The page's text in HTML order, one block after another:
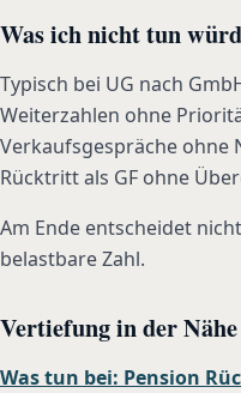
Was ich nicht tun
Typisch bei UG nach
Weiterzahlen ohne
Verkaufsgespräche ohne
Rücktritt als GF ohne
Am Ende entscheidet
belastbare Zahl.
Vertiefung in der Nähe
Was tun bei: Pension